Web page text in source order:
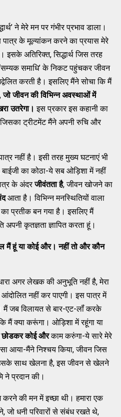
ने मेरे मन पर गंभीर प्रभाव डाला।
पात्र के मूल्यांकन करने का प्रयास मेरे
अतिरिक्त, सिद्धार्थ जिस तरह
‘सम्यक समाधि’ के निकट पहुंचकर जीवन
करती है। इसलिए मैंने सोचा कि मैं
जोजीवन की विभिन्न अवस्थाओं में
उतरेगा।इस प्रकार इस कहानी का
ट्रीटमेंट मैंने अपनी रुचि और
नहीं है। इसी तरह मुख्य घटनाएं भी
का कोठा-ये सब ओड़िशा में नहीं
के अंदरजीवंतताहै, जीवन खोजने का
आता है। विभिन्न मनस्थितियों वाला
प्रतीक बन गया है। इसलिए मैं
कृतज्ञता ज्ञापित करता हूं।
मैं हूं याकोई और। नहीं तोऔरकौन
अगर लेखक की अनुभूति नहीं है, मेरा
नहीं कर पाएगी। इस पात्र में
जब विलायत से बार-एट-लॉं करके
मैं क्या करूंगा। ओड़िशा में रहूंगा या
छोडकर कोई औरकाम करुंगा-ये सारे मेरे
आया-मैंने निश्चय किया, जीवन जिस
उसके साथ खेलना है, इस जीवन से खेलने
ने प्रदान की।
की मन में इच्छा थी। हमारा एक
ने, जो धनी परिवारों से संबंध रखते थे,